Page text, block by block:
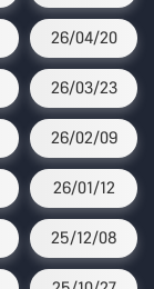
26/04/20
26/03/23
26/02/09
26/01/12
25/12/08